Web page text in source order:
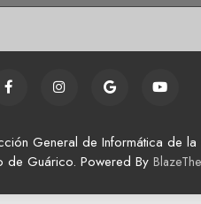
General de Informática de
de Guárico. Powered By